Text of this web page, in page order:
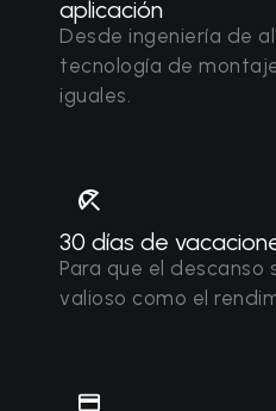
aplicación
Desde ingeniería de
tecnología de
iguales.
30 días de
Para que el descanso
valioso como el